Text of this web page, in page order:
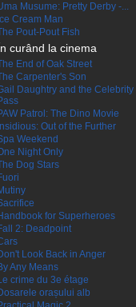
Musume: Pretty Derby -...
Ice Cream Man
Pout-Pout Fish
curând la cinema
End of Oak Street
Carpenter's Son
Daughtry and the Celebrity
Patrol: The Dino Movie
Insidious: Out of the Further
Weekend
Night Only
Dog Stars
for Superheroes
2: Deadpoint
Look Back in Anger
Any Means
crime du 3e étage
orașului alb